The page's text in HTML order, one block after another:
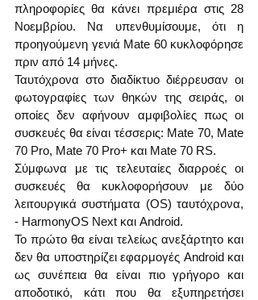
πληροφορίες θα κάνει πρεμιέρα στις 28
Νοεμβρίου. Να υπενθυμίσουμε, ότι η
προηγούμενη γενιά Mate 60 κυκλοφόρησε
πριν από 14 μήνες.
Ταυτόχρονα στο διαδίκτυο διέρρευσαν οι
φωτογραφίες των θηκών της σειράς, οι
οποίες δεν αφήνουν αμφιβολίες πως οι
συσκευές θα είναι τέσσερις: Mate 70, Mate
70 Pro, Mate 70 Pro+ και Mate 70 RS.
Σύμφωνα με τις τελευταίες διαρροές οι
συσκευές θα κυκλοφορήσουν με δύο
λειτουργικά συστήματα (OS) ταυτόχρονα,
- HarmonyOS Next και Android.
Το πρώτο θα είναι τελείως ανεξάρτητο και
δεν θα υποστηρίζει εφαρμογές Android και
ως συνέπεια θα είναι πιο γρήγορο και
αποδοτικό, κάτι που θα εξυπηρετήσει